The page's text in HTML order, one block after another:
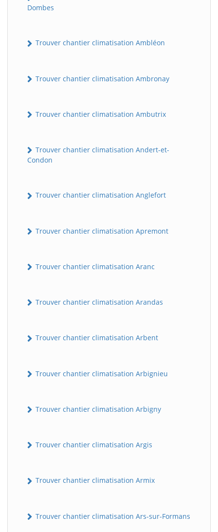
Dombes
Trouver chantier climatisation Ambléon
Trouver chantier climatisation Ambronay
Trouver chantier climatisation Ambutrix
Trouver chantier climatisation Andert-et-
Condon
Trouver chantier climatisation Anglefort
Trouver chantier climatisation Apremont
Trouver chantier climatisation Aranc
Trouver chantier climatisation Arandas
Trouver chantier climatisation Arbent
Trouver chantier climatisation Arbignieu
Trouver chantier climatisation Arbigny
Trouver chantier climatisation Argis
Trouver chantier climatisation Armix
Trouver chantier climatisation Ars-sur-Formans